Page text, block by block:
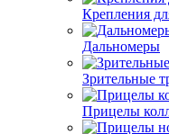
Крепления
Дальномеры
Зрительные
Прицелы